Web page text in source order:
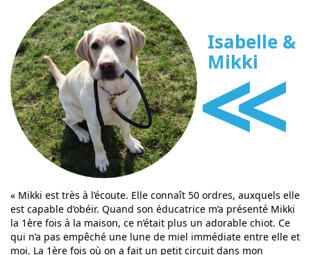
Isabelle &
Mikki
<<
« Mikki est très à l’écoute. Elle connaît 50 ordres, auxquels elle
est capable d’obéir. Quand son éducatrice m’a présenté Mikki
la 1ère fois à la maison, ce n’était plus un adorable chiot. Ce
qui n’a pas empêché une lune de miel immédiate entre elle et
moi. La 1ère fois où on a fait un petit circuit dans mon